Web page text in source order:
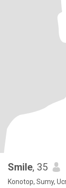
Smile, 35
Konotop, Sumy,